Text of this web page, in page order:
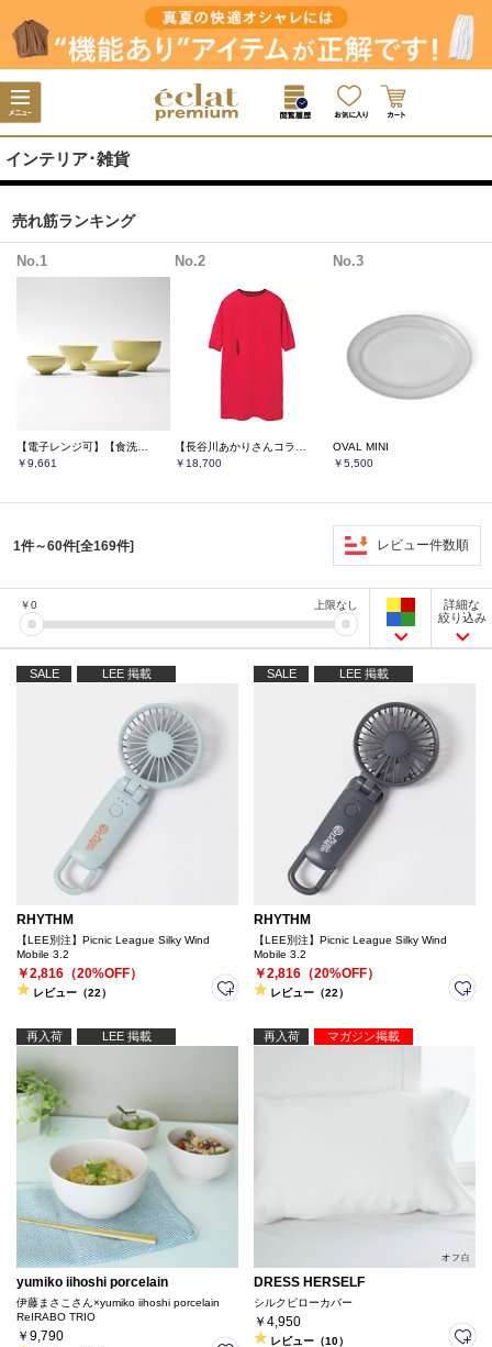
インテリア･雑貨
売れ筋ランキング
No.1
￥9,661
No.2
￥18,700
No.3
OVAL MINI
￥5,500
1件～60件[全169件] レビュー件数順
￥0 上限なし
詳細な
絞り込み
SALE LEE 掲載
RHYTHM
【LEE別注】Picnic League Silky Wind
Mobile 3.2
￥2,816（20%OFF）
レビュー（22）
SALE LEE 掲載
RHYTHM
【LEE別注】Picnic League Silky Wind
Mobile 3.2
￥2,816（20%OFF）
レビュー（22）
再入荷 LEE 掲載
yumiko iihoshi porcelain
伊藤まさこさん×yumiko iihoshi porcelain
ReIRABO TRIO
￥9,790
再入荷 マガジン掲載
DRESS HERSELF
シルクピローカバー
￥4,950
レビュー（10）